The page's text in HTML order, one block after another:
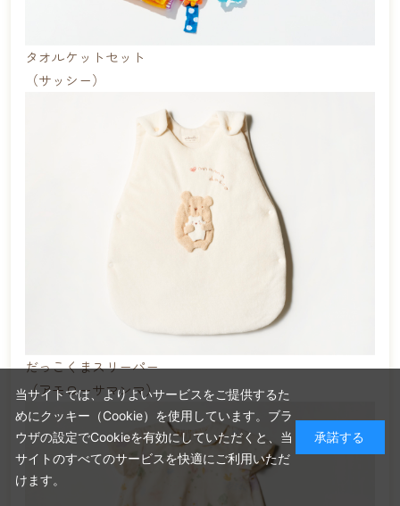
タオルケットセット
（サッシー）
だっこくまスリーパー
（アモローサマンマ）
当サイトでは、よりよいサービスをご提供するた
めにクッキー（Cookie）を使用しています。ブラ
ウザの設定でCookieを有効にしていただくと、当
サイトのすべてのサービスを快適にご利用いただ
けます。
承諾する